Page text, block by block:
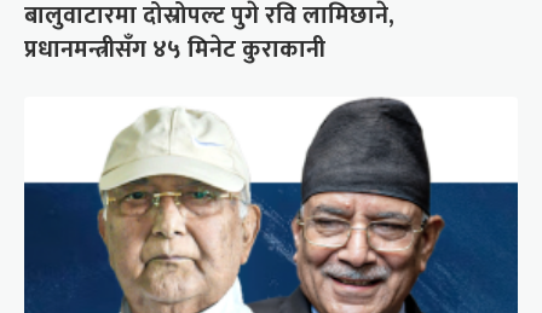
बालुवाटारमा दोस्रोपल्ट पुगे रवि लामिछाने,
प्रधानमन्त्रीसँग ४५ मिनेट कुराकानी